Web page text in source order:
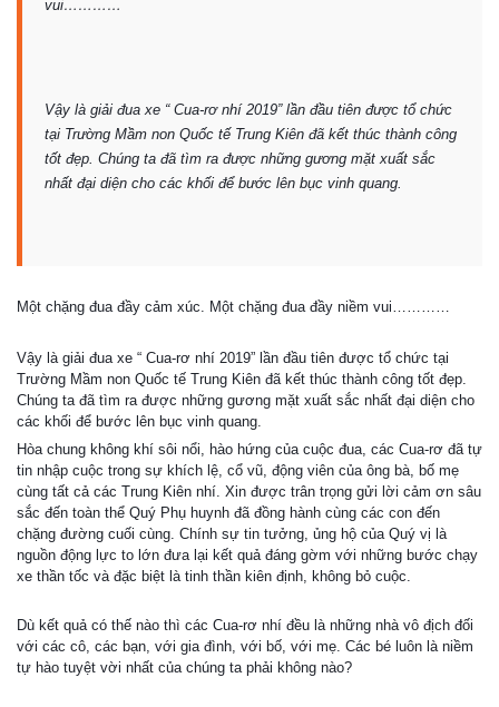
vui…………
Vậy là giải đua xe “ Cua-rơ nhí 2019” lần đầu tiên được tổ chức
tại Trường Mầm non Quốc tế Trung Kiên đã kết thúc thành công
tốt đẹp. Chúng ta đã tìm ra được những gương mặt xuất sắc
nhất đại diện cho các khối để bước lên bục vinh quang.
Một chặng đua đầy cảm xúc. Một chặng đua đầy niềm vui…………
Vậy là giải đua xe “ Cua-rơ nhí 2019” lần đầu tiên được tổ chức tại
Trường Mầm non Quốc tế Trung Kiên đã kết thúc thành công tốt đẹp.
Chúng ta đã tìm ra được những gương mặt xuất sắc nhất đại diện cho
các khối để bước lên bục vinh quang.
Hòa chung không khí sôi nổi, hào hứng của cuộc đua, các Cua-rơ đã tự
tin nhập cuộc trong sự khích lệ, cổ vũ, động viên của ông bà, bố mẹ
cùng tất cả các Trung Kiên nhí. Xin được trân trọng gửi lời cảm ơn sâu
sắc đến toàn thể Quý Phụ huynh đã đồng hành cùng các con đến
chặng đường cuối cùng. Chính sự tin tưởng, ủng hộ của Quý vị là
nguồn động lực to lớn đưa lại kết quả đáng gờm với những bước chạy
xe thần tốc và đặc biệt là tinh thần kiên định, không bỏ cuộc.
Dù kết quả có thế nào thì các Cua-rơ nhí đều là những nhà vô địch đối
với các cô, các bạn, với gia đình, với bố, với mẹ. Các bé luôn là niềm
tự hào tuyệt vời nhất của chúng ta phải không nào?